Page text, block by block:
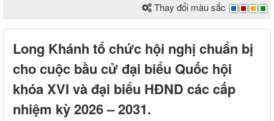
Thay đổi màu sắc
Long Khánh tổ chức hội nghị chuẩn bị
cho cuộc bầu cử đại biểu Quốc hội
khóa XVI và đại biểu HĐND các cấp
nhiệm kỳ 2026 – 2031.